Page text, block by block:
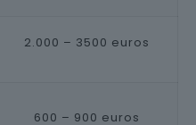
2.000 – 3500 euros
600 – 900 euros